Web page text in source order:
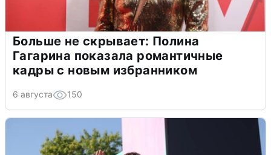
Больше не скрывает: Полина
Гагарина показала романтичные
кадры с новым избранником
6 августа 150